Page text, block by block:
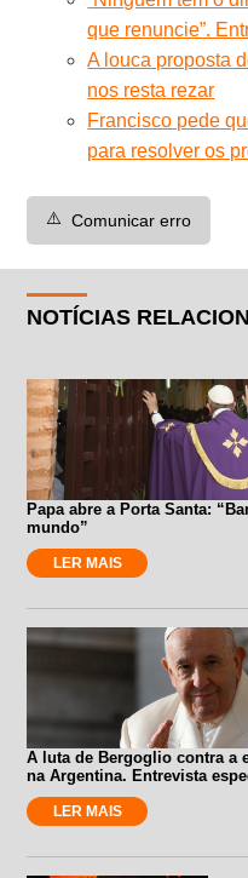
que renuncie”.
A louca proposta
nos resta rezar
Francisco pede
para resolver os
⚠️ Comunicar erro
NOTÍCIAS
Papa abre a Porta Santa:
mundo”
LER MAIS
A luta de Bergoglio contra a
na Argentina. Entrevista
LER MAIS